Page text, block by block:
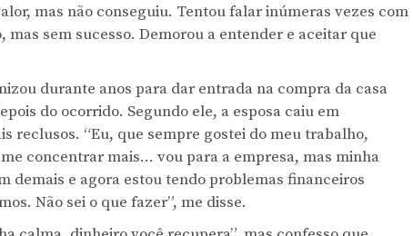
mas não conseguiu. Tentou falar inúmeras vezes com
sem sucesso. Demorou a entender e aceitar que
durante anos para dar entrada na compra da casa
do ocorrido. Segundo ele, a esposa caiu em
reclusos. “Eu, que sempre gostei do meu trabalho,
concentrar mais… vou para a empresa, mas minha
demais e agora estou tendo problemas financeiros
Não sei o que fazer”, me disse.